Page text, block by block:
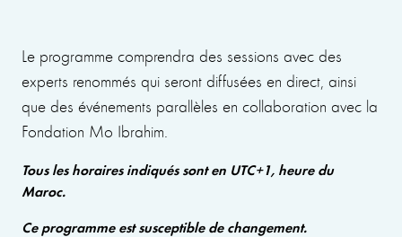
Le programme comprendra des sessions avec des
experts renommés qui seront diffusées en direct, ainsi
que des événements parallèles en collaboration avec la
Fondation Mo Ibrahim.
Tous les horaires indiqués sont en UTC+1, heure du
Maroc.
Ce programme est susceptible de changement.